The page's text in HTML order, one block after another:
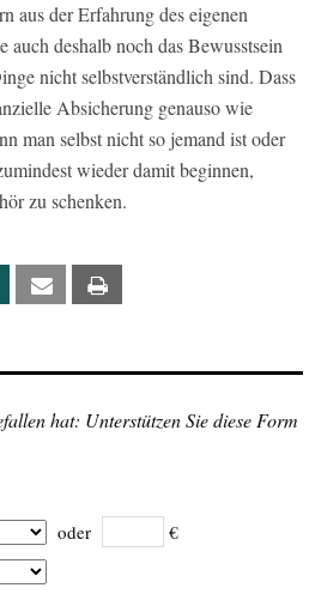
aus der Erfahrung des eigenen
auch deshalb noch das Bewusstsein
nicht selbstverständlich sind. Dass
Absicherung genauso wie
man selbst nicht so jemand ist oder
wieder damit beginnen,
zu schenken.
Xing Email
hat: Unterstützen Sie diese Form
oder €